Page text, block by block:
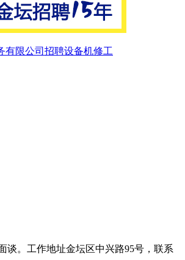
有限公司招聘设备机修工
谈。工作地址金坛区中兴路95号，联系